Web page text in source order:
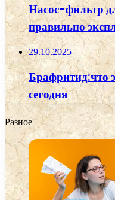
Насос-фильтр
правильно
29.10.2025
Брафритид:что
сегодня
Разное